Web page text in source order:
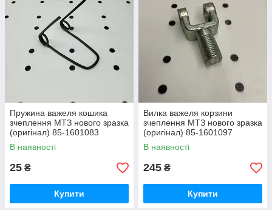
Пружина важеля кошика
зчеплення МТЗ нового зразка
(оригінал) 85-1601083
В наявності
25 ₴
Купити
Вилка важеля корзини
зчеплення МТЗ нового зразка
(оригінал) 85-1601097
В наявності
245 ₴
Купити